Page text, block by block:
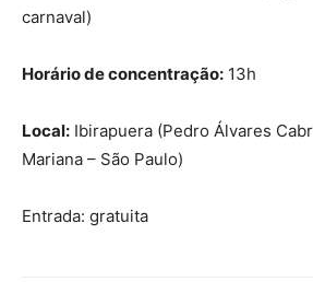
carnaval)
Horário de concentração: 13h
Local: Ibirapuera (Pedro Álvares
Mariana – São Paulo)
Entrada: gratuita